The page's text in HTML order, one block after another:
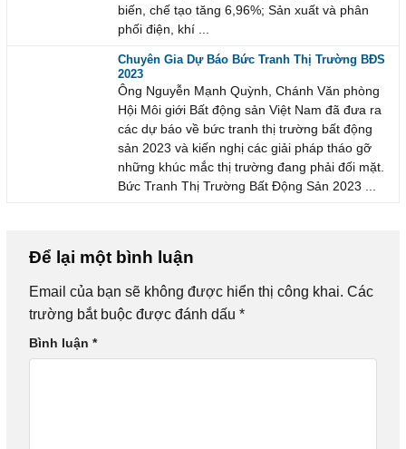
biến, chế tạo tăng 6,96%; Sản xuất và phân
phối điện, khí ...
Chuyên Gia Dự Báo Bức Tranh Thị Trường BĐS
2023
Ông Nguyễn Mạnh Quỳnh, Chánh Văn phòng
Hội Môi giới Bất động sản Việt Nam đã đưa ra
các dự báo về bức tranh thị trường bất động
sản 2023 và kiến nghị các giải pháp tháo gỡ
những khúc mắc thị trường đang phải đối mặt.
Bức Tranh Thị Trường Bất Động Sản 2023 ...
Để lại một bình luận
Email của bạn sẽ không được hiển thị công khai. Các
trường bắt buộc được đánh dấu *
Bình luận *